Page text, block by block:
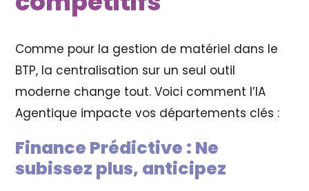
Comme pour la gestion de matériel dans le
BTP, la centralisation sur un seul outil
moderne change tout. Voici comment l’IA
Agentique impacte vos départements clés :
Finance Prédictive : Ne
subissez plus, anticipez